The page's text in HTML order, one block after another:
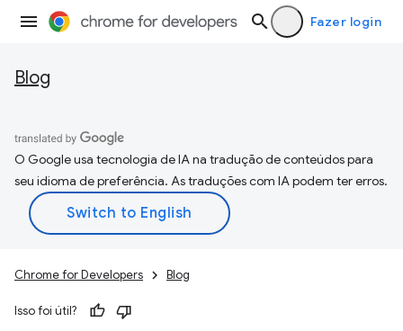
Fazer login
Blog
O Google usa tecnologia de IA na tradução de conteúdos para
seu idioma de preferência. As traduções com IA podem ter erros.
Chrome for Developers Blog
Isso foi útil?